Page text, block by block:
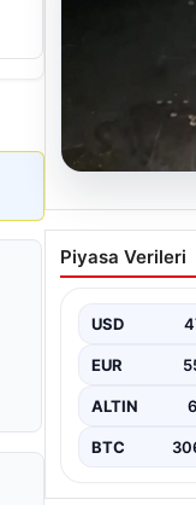
Sahilde
caretta
ulaştırdı
Piyasa Verileri
USD
EUR
ALTIN
BTC